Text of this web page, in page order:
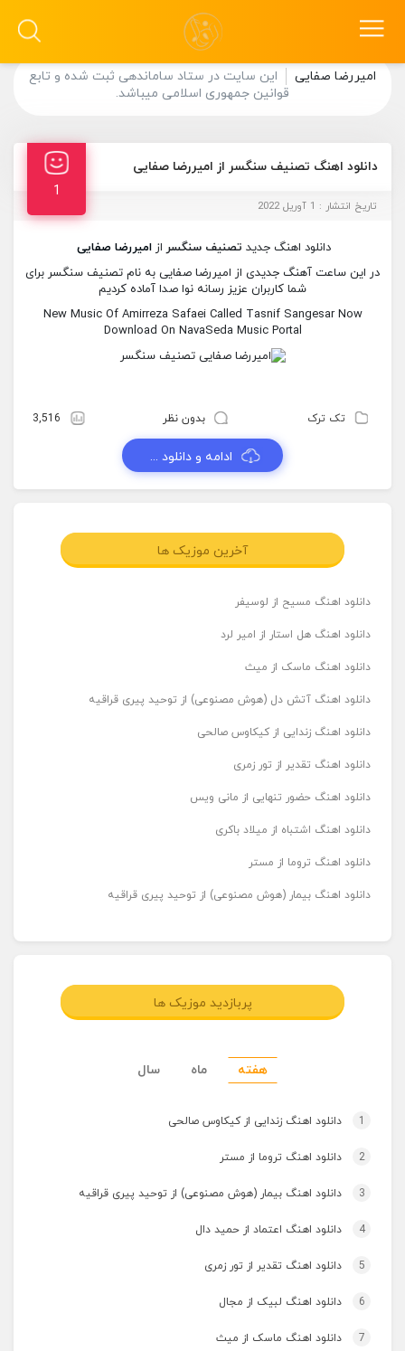
امیررضا صفایی
این سایت در ستاد ساماندهی ثبت شده و تابع
قوانین جمهوری اسلامی میباشد.
دانلود اهنگ تصنیف سنگسر از امیررضا صفایی
1
تاریخ انتشار : 1 آوریل 2022
دانلود اهنگ جدید تصنیف سنگسر ازامیررضا صفایی
در این ساعت آهنگ جدیدی از امیررضا صفایی به نام تصنیف سنگسر برای
شما کاربران عزیز رسانه نوا صدا آماده کردیم
New Music Of Amirreza Safaei Called Tasnif Sangesar Now
Download On NavaSeda Music Portal
تک ترک بدون نظر 3,516
ادامه و دانلود ...
آخرین موزیک ها
دانلود اهنگ مسیح از لوسیفر
دانلود اهنگ هل استار از امیر لرد
دانلود اهنگ ماسک از میث
دانلود اهنگ آتش دل (هوش مصنوعی) از توحید پیری قراقیه
دانلود اهنگ زندایی از کیکاوس صالحی
دانلود اهنگ تقدیر از تور زمری
دانلود اهنگ حضور تنهایی از مانی ویس
دانلود اهنگ اشتباه از میلاد باکری
دانلود اهنگ تروما از مستر
دانلود اهنگ بیمار (هوش مصنوعی) از توحید پیری قراقیه
پربازدید موزیک ها
هفته ماه سال
1 دانلود اهنگ زندایی از کیکاوس صالحی
2 دانلود اهنگ تروما از مستر
3 دانلود اهنگ بیمار (هوش مصنوعی) از توحید پیری قراقیه
4 دانلود اهنگ اعتماد از حمید دال
5 دانلود اهنگ تقدیر از تور زمری
6 دانلود اهنگ لبیک از مجال
7 دانلود اهنگ ماسک از میث